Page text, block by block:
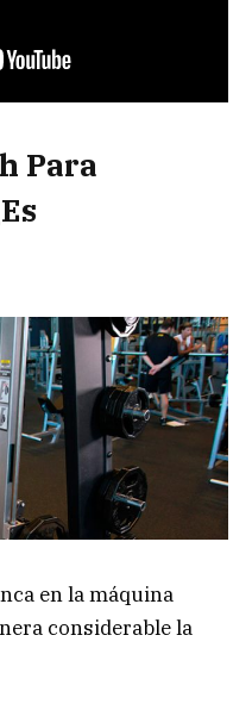
Para
en la máquina
considerable la